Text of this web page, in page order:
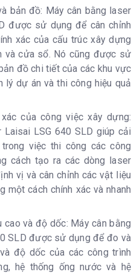
bản đồ: Máy cân bằng laser
được sử dụng để cân chỉnh
xác của cấu trúc xây dựng
và cửa sổ. Nó cũng được sử
đồ chi tiết của các khu vực
lý dự án và thi công hiệu quả
của công việc xây dựng:
Laisai LSG 640 SLD giúp cải
việc thi công các công
cách tạo ra các dòng laser
vị và cân chỉnh các vật liệu
một cách chính xác và nhanh
cao và độ dốc: Máy cân bằng
SLD được sử dụng để đo và
độ dốc của các công trình
hệ thống ống nước và hệ